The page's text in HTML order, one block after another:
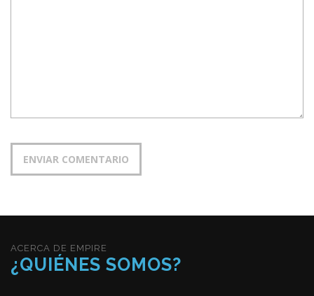
ACERCA DE EMPIRE
¿QUIÉNES SOMOS?